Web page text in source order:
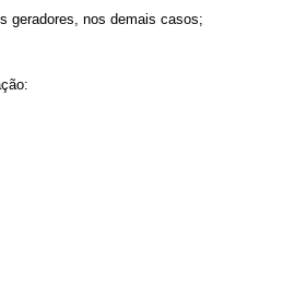
geradores, nos demais casos;